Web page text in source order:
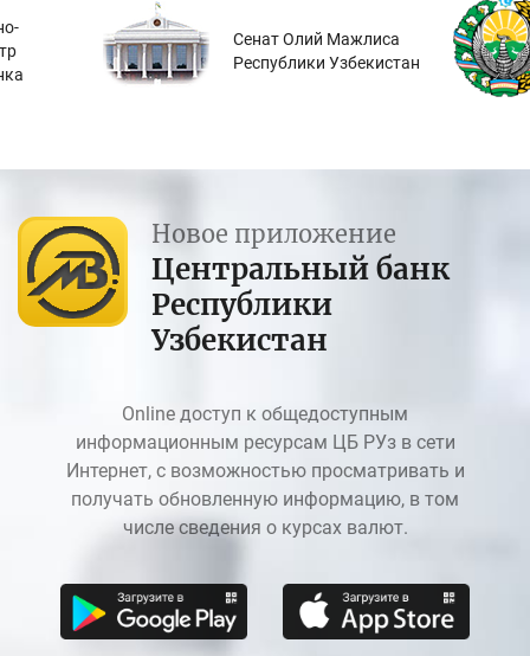
Сенат Олий Мажлиса
Республики Узбекистан
Новое приложение
Центральный банк
Республики
Узбекистан
Online доступ к общедоступным
информационным ресурсам ЦБ РУз в сети
Интернет, с возможностью просматривать и
получать обновленную информацию, в том
числе сведения о курсах валют.